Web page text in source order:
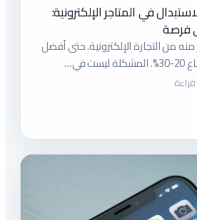
في المتاجر الإلكترونية:
فرصة
من التجارة الإلكترونية. حتى أفضل